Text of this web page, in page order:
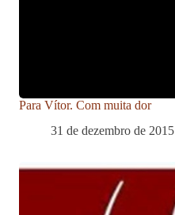
Para Vítor. Com muita dor
31 de dezembro de 2015